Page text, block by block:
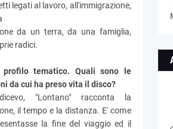
legati al lavoro, all'immigrazione,
da un terra, da una famiglia,
radici.
tematico. Quali sono le
da cui ha preso vita il disco?
"Lontano" racconta la
il tempo e la distanza. E' come
la fine del viaggio ed il